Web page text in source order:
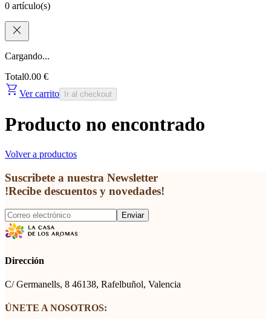
0 artículo(s)
close
Cargando...
Total0.00 €
shopping_cart Ver carrito Ir al checkout
Producto no encontrado
Volver a productos
Suscribete a nuestra Newsletter
!Recibe descuentos y novedades!
Enviar
Dirección
C/ Germanells, 8 46138, Rafelbuñol, Valencia
ÚNETE A NOSOTROS: